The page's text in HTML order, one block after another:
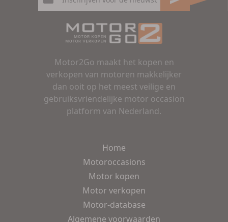
Motor2Go maakt het kopen en
verkopen van motoren makkelijker
dan ooit op het meest veilige en
gebruiksvriendelijke motor occasion
platform van Nederland.
Home
Motoroccasions
Motor kopen
Motor verkopen
Motor-database
Algemene voorwaarden